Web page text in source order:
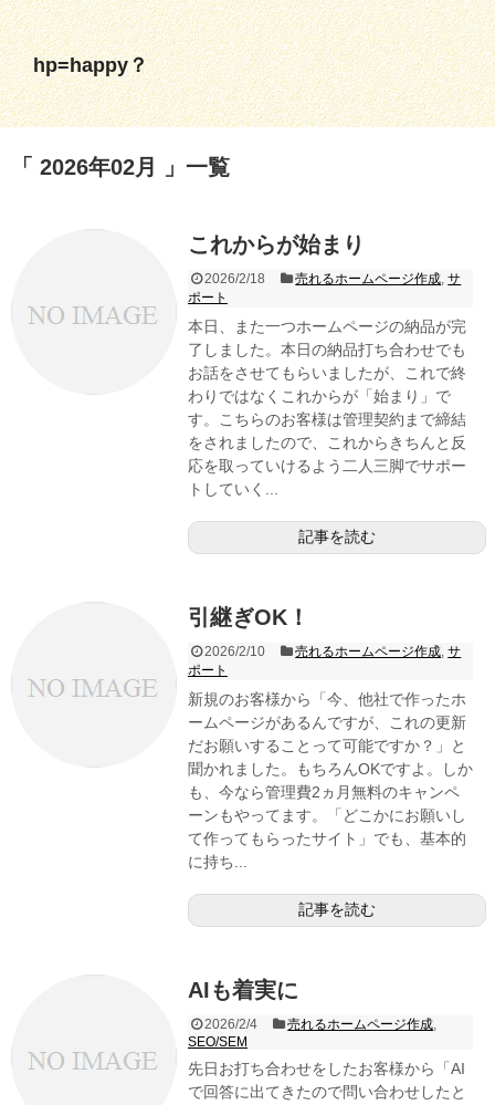
hp=happy？
2026年02月 一覧
これからが始まり
2026/2/18 売れるホームページ作成,サ
ポート
本日、また一つホームページの納品が完
了しました。本日の納品打ち合わせでも
お話をさせてもらいましたが、これで終
わりではなくこれからが「始まり」で
す。こちらのお客様は管理契約まで締結
をされましたので、これからきちんと反
応を取っていけるよう二人三脚でサポー
トしていく...
記事を読む
引継ぎOK！
2026/2/10 売れるホームページ作成,サ
ポート
新規のお客様から「今、他社で作ったホ
ームページがあるんですが、これの更新
だお願いすることって可能ですか？」と
聞かれました。もちろんOKですよ。しか
も、今なら管理費2ヵ月無料のキャンペ
ーンもやってます。「どこかにお願いし
て作ってもらったサイト」でも、基本的
に持ち...
記事を読む
AIも着実に
2026/2/4 売れるホームページ作成,
SEO/SEM
先日お打ち合わせをしたお客様から「AI
で回答に出てきたので問い合わせしたと